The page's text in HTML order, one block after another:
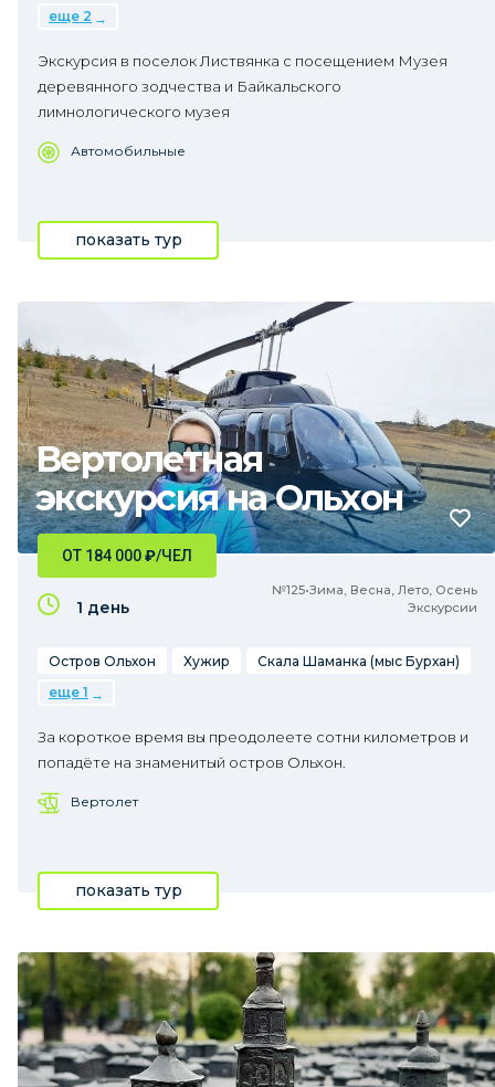
еще 2
Экскурсия в поселок Листвянка с посещением Музея
деревянного зодчества и Байкальского
лимнологического музея
Автомобильные
показать тур
Вертолетная
экскурсия на Ольхон
№125•Зима, Весна, Лето, Осень
Экскурсии
ОТ 184 000₽/ЧЕЛ
1 день
Остров Ольхон Хужир
Скала Шаманка (мыс Бурхан)
еще 1
За короткое время вы преодолеете сотни километров и
попадёте на знаменитый остров Ольхон.
Вертолет
показать тур